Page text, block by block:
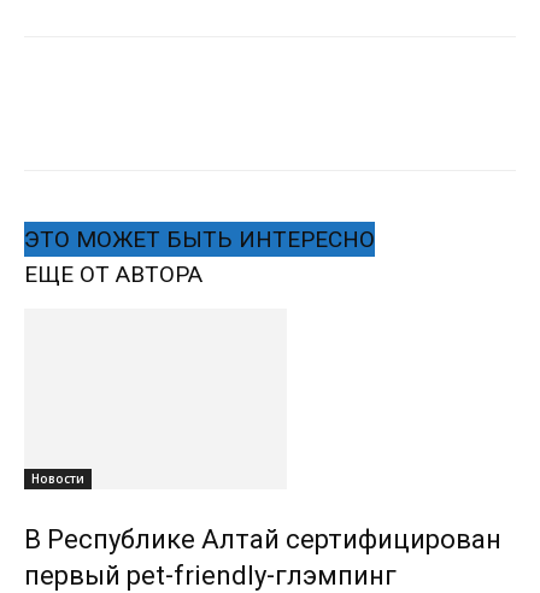
ЭТО МОЖЕТ БЫТЬ ИНТЕРЕСНО
ЕЩЕ ОТ АВТОРА
Новости
В Республике Алтай сертифицирован
первый pet-friendly-глэмпинг